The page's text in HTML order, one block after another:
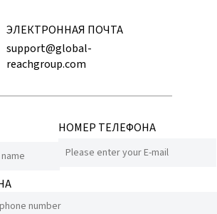
ЭЛЕКТРОННАЯ ПОЧТА
support@global-
reachgroup.com
НОМЕР ТЕЛЕФОНА